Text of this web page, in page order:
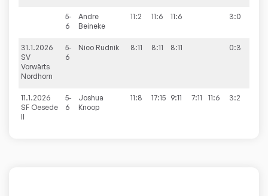
5-
6
Andre
Beineke
11:2 11:6 11:6 3:0
31.1.2026
SV
Vorwärts
Nordhorn
5-
6
Nico Rudnik 8:11 8:11 8:11 0:3
11.1.2026
SF Oesede
II
5-
6
Joshua
Knoop
11:8 17:15 9:11 7:11 11:6 3:2